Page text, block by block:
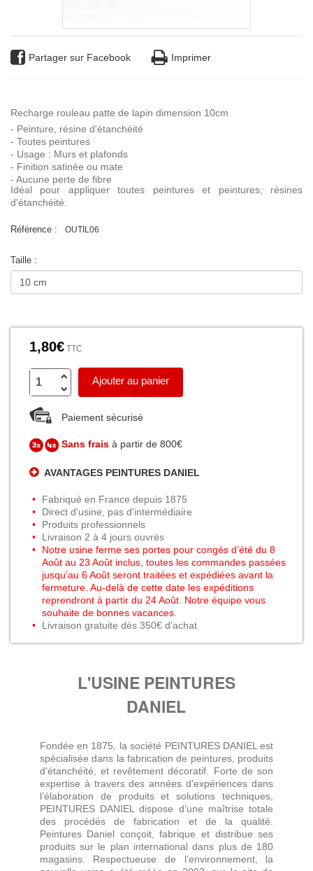
Partager sur Facebook Imprimer
Recharge rouleau patte de lapin dimension 10cm
- Peinture, résine d'étanchéité
- Toutes peintures
- Usage : Murs et plafonds
- Finition satinée ou mate
- Aucune perte de fibre
Idéal pour appliquer toutes peintures et peintures, résines
d'étanchéité.
Référence : OUTIL06
Taille :
1,80€ TTC
Ajouter au panier
Paiement sécurisé
Sans fraisà partir de 800€
AVANTAGES PEINTURES DANIEL
Fabriqué en France depuis 1875
Direct d'usine, pas d'intermédiaire
Produits professionnels
Livraison 2 à 4 jours ouvrés
Notre usine ferme ses portes pour congés d’été du 8
Août au 23 Août inclus, toutes les commandes passées
jusqu’au 6 Août seront traitées et expédiées avant la
fermeture. Au-delà de cette date les expéditions
reprendront à partir du 24 Août. Notre équipe vous
souhaite de bonnes vacances.
Livraison gratuite dès 350€ d'achat
L'USINE PEINTURES
DANIEL
Fondée en 1875, la société PEINTURES DANIEL est
spécialisée dans la fabrication de peintures, produits
d'étanchéité, et revêtement décoratif. Forte de son
expertise à travers des années d'expériences dans
l’élaboration de produits et solutions techniques,
PEINTURES DANIEL dispose d’une maîtrise totale
des procédés de fabrication et de la qualité.
Peintures Daniel conçoit, fabrique et distribue ses
produits sur le plan international dans plus de 180
magasins. Respectueuse de l’environnement, la